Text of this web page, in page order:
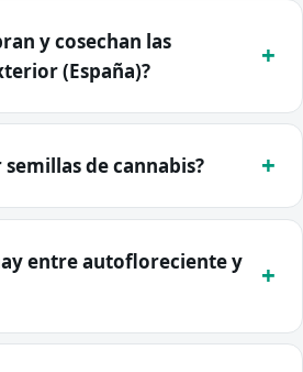
y cosechan las
(España)?
de cannabis?
entre autofloreciente y